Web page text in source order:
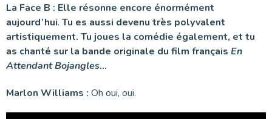
La Face B : Elle résonne encore énormément
aujourd’hui. Tu es aussi devenu très polyvalent
artistiquement. Tu joues la comédie également, et tu
as chanté sur la bande originale du film français En
Attendant Bojangles…
Marlon Williams : Oh oui, oui.